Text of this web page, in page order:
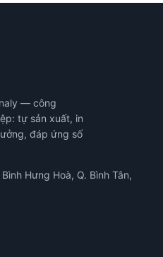
— công
tự sản xuất, in
đáp ứng số
Hưng Hoà, Q. Bình Tân,